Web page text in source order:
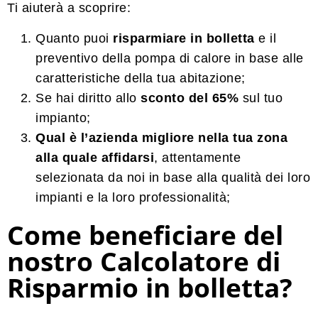
Ti aiuterà a scoprire:
Quanto puoi risparmiare in bolletta e il
preventivo della pompa di calore in base alle
caratteristiche della tua abitazione;
Se hai diritto allo sconto del 65% sul tuo
impianto;
Qual è l’azienda migliore nella tua zona
alla quale affidarsi, attentamente
selezionata da noi in base alla qualità dei loro
impianti e la loro professionalità;
Come beneficiare del
nostro Calcolatore di
Risparmio in bolletta?